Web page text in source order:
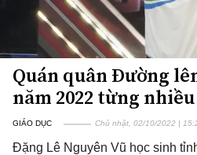
Quán quân Đường
năm 2022 từng
GIÁO DỤC Chủ nhật, 02/10/2022 |
Đặng Lê Nguyên Vũ học sinh